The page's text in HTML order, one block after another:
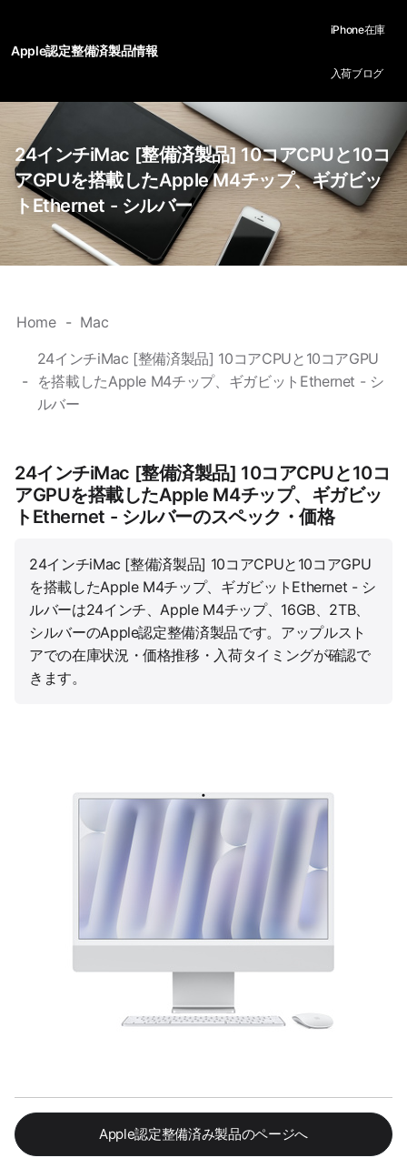
Apple認定整備済製品情報
iPhone在庫
入荷ブログ
24インチiMac [整備済製品] 10コアCPUと10コ
アGPUを搭載したApple M4チップ、ギガビッ
トEthernet - シルバー
Home Mac
24インチiMac [整備済製品] 10コアCPUと10コアGPU
を搭載したApple M4チップ、ギガビットEthernet - シ
ルバー
24インチiMac [整備済製品] 10コアCPUと10コ
アGPUを搭載したApple M4チップ、ギガビッ
トEthernet - シルバーのスペック・価格
24インチiMac [整備済製品] 10コアCPUと10コアGPU
を搭載したApple M4チップ、ギガビットEthernet - シ
ルバーは24インチ、Apple M4チップ、16GB、2TB、
シルバーのApple認定整備済製品です。アップルスト
アでの在庫状況・価格推移・入荷タイミングが確認で
きます。
Apple認定整備済み製品のページへ